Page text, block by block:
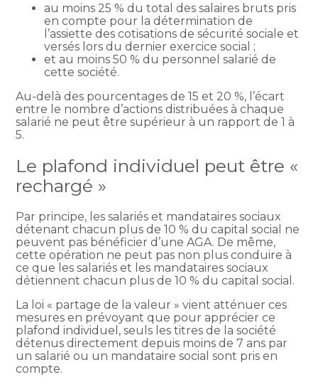
au moins 25 % du total des salaires bruts pris
en compte pour la détermination de
l’assiette des cotisations de sécurité sociale et
versés lors du dernier exercice social ;
et au moins 50 % du personnel salarié de
cette société.
Au-delà des pourcentages de 15 et 20 %, l’écart
entre le nombre d’actions distribuées à chaque
salarié ne peut être supérieur à un rapport de 1 à
5.
Le plafond individuel peut être «
rechargé »
Par principe, les salariés et mandataires sociaux
détenant chacun plus de 10 % du capital social ne
peuvent pas bénéficier d’une AGA. De même,
cette opération ne peut pas non plus conduire à
ce que les salariés et les mandataires sociaux
détiennent chacun plus de 10 % du capital social.
La loi « partage de la valeur » vient atténuer ces
mesures en prévoyant que pour apprécier ce
plafond individuel, seuls les titres de la société
détenus directement depuis moins de 7 ans par
un salarié ou un mandataire social sont pris en
compte.